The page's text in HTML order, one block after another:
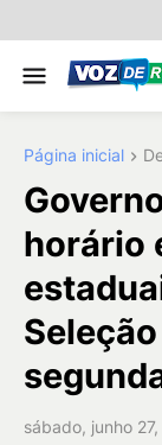
Página inicial
horário
sábado, junho